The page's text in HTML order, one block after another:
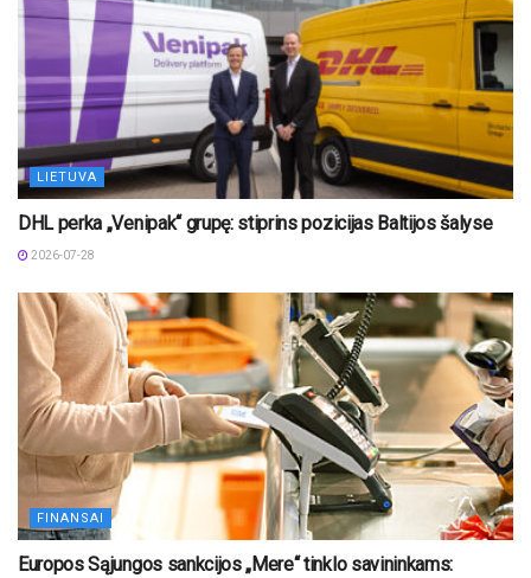
LIETUVA
DHL perka „Venipak“ grupę: stiprins pozicijas Baltijos šalyse
2026-07-28
FINANSAI
Europos Sąjungos sankcijos „Mere“ tinklo savininkams: